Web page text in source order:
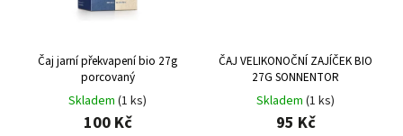
Čaj jarní překvapení bio 27g
porcovaný
Skladem (1 ks)
100 Kč
ČAJ VELIKONOČNÍ ZAJÍČEK BIO
27G SONNENTOR
Skladem (1 ks)
95 Kč